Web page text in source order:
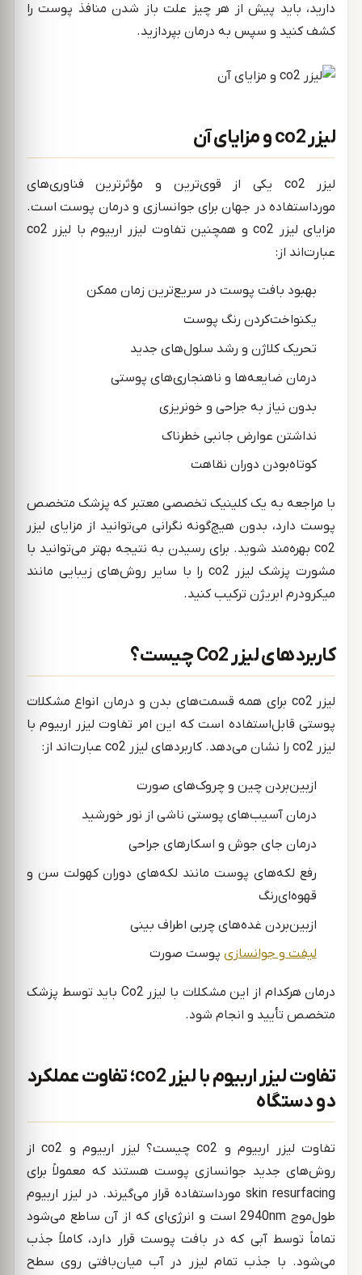
دارید، باید پیش از هر چیز علت باز شدن منافذ پوست را
کشف کنید و سپس به درمان بپردازید.
لیزر co2 و مزایای آن
لیزر co2 یکی از قوی‌ترین و مؤثرترین فناوری‌های
مورداستفاده در جهان برای جوانسازی و درمان پوست است.
مزایای لیزر co2 و همچنین تفاوت لیزر اربیوم با لیزر co2
عبارت‌اند از:
بهبود بافت پوست در سریع‌ترین زمان ممکن
یکنواخت‌کردن رنگ پوست
تحریک کلاژن و رشد سلول‌های جدید
درمان ضایعه‌ها و ناهنجاری‌های پوستی
بدون نیاز به جراحی و خونریزی
نداشتن عوارض جانبی خطرناک
کوتاه‌بودن دوران نقاهت
با مراجعه به یک کلینیک تخصصی معتبر که پزشک متخصص
پوست دارد، بدون هیچ‌گونه نگرانی می‌توانید از مزایای لیزر
co2 بهره‌مند شوید. برای رسیدن به نتیجه بهتر می‌توانید با
مشورت پزشک لیزر co2 را با سایر روش‌های زیبایی مانند
میکرودرم ابریژن ترکیب کنید.
کاربردهای لیزر Co2 چیست؟
لیزر co2 برای همه قسمت‌های بدن و درمان انواع مشکلات
پوستی قابل‌استفاده است که این امر تفاوت لیزر اربیوم با
لیزر co2 را نشان می‌دهد. کاربردهای لیزر co2 عبارت‌اند از:
ازبین‌بردن چین و چروک‌های صورت
درمان آسیب‌های پوستی ناشی از نور خورشید
درمان جای جوش و اسکارهای جراحی
رفع لکه‌های پوست مانند لکه‌های دوران کهولت سن و
قهوه‌ای‌رنگ
ازبین‌بردن غده‌های چربی اطراف بینی
لیفت و جوانسازی پوست صورت
درمان هرکدام از این مشکلات با لیزر Co2 باید توسط پزشک
متخصص تأیید و انجام شود.
تفاوت لیزر اربیوم با لیزر co2؛ تفاوت عملکرد
دو دستگاه
تفاوت لیزر اربیوم و co2 چیست؟ لیزر اربیوم و co2 از
روش‌های جدید جوانسازی پوست هستند که معمولاً برای
skin resurfacing مورداستفاده قرار می‌گیرند. در لیزر اربیوم
طول‌موج 2940nm است و انرژی‌ای که از آن ساطع می‌شود
تماماً توسط آبی که در بافت پوست قرار دارد، کاملاً جذب
می‌شود. با جذب تمام لیزر در آب میان‌بافتی روی سطح